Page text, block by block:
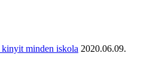
kinyit minden iskola 2020.06.09.